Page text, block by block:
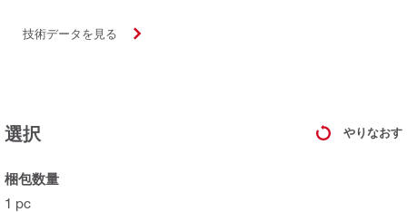
技術データを見る
選択 やりなおす
梱包数量
1 pc